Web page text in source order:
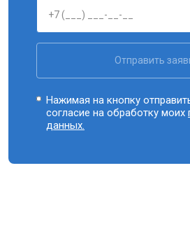
Отправить
Нажимая на кнопку
согласие на обработку моих
данных.